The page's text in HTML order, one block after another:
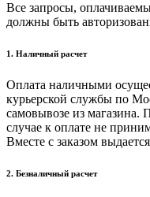
Все запросы,
должны быть
1. Наличный расчет
Оплата наличными
курьерской службы по
самовывозе из магазина.
случае к оплате не
Вместе с заказом
2. Безналичный расчет